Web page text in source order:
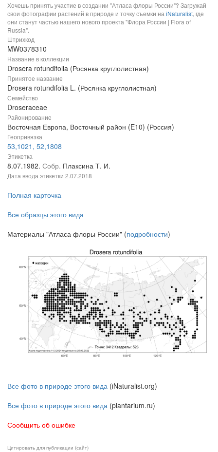
Хочешь принять участие в создании "Атласа флоры России"? Загружай
свои фотографии растений в природе и точку съемки на iNaturalist, где
они станут частью нашего нового проекта "Флора России | Flora of
Russia".
Штрихкод
MW0378310
Название в коллекции
Drosera rotundifolia (Росянка круглолистная)
Принятое название
Drosera rotundifolia L. (Росянка круглолистная)
Семейство
Droseraceae
Районирование
Восточная Европа, Восточный район (E10) (Россия)
Геопривязка
53,1021, 52,1808
Этикетка
8.07.1982. Собр. Плаксина Т. И.
Дата ввода этикетки 2.07.2018
Полная карточка
Все образцы этого вида
Материалы "Атласа флоры России" (подробности)
Все фото в природе этого вида (iNaturalist.org)
Все фото в природе этого вида (plantarium.ru)
Сообщить об ошибке
Цитировать для публикации (сайт)